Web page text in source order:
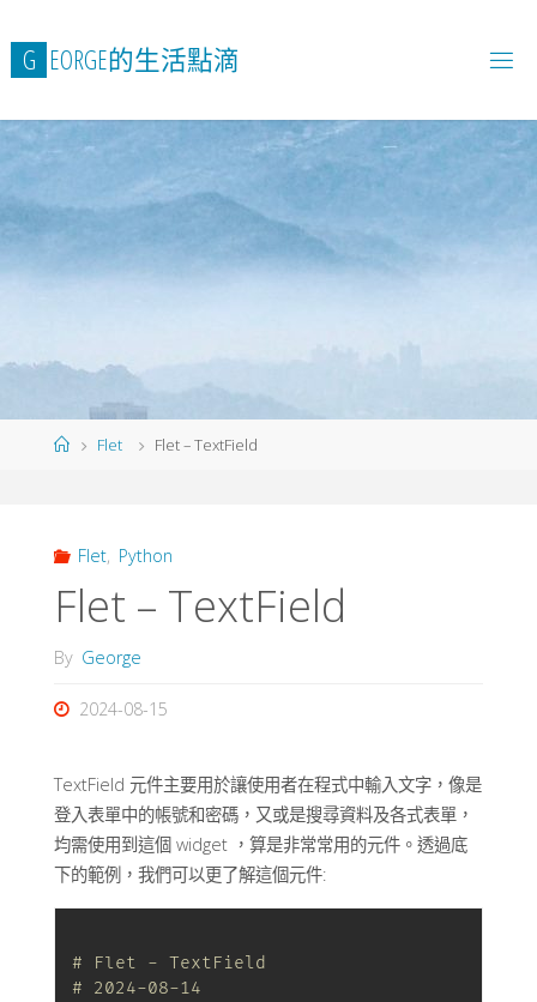
to
content
G EORGE的生活點滴
HomeFlet Flet – TextField
Flet, Python
Flet – TextField
By George
2024-08-15
TextField 元件主要用於讓使用者在程式中輸入文字，像是
登入表單中的帳號和密碼，又或是搜尋資料及各式表單，
均需使用到這個 widget ，算是非常常用的元件。透過底
下的範例，我們可以更了解這個元件:
# Flet - TextField
# 2024-08-14